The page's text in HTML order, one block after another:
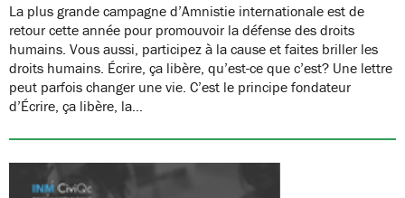
La plus grande campagne d’Amnistie internationale est de
retour cette année pour promouvoir la défense des droits
humains. Vous aussi, participez à la cause et faites briller les
droits humains. Écrire, ça libère, qu’est-ce que c’est? Une lettre
peut parfois changer une vie. C’est le principe fondateur
d’Écrire, ça libère, la…